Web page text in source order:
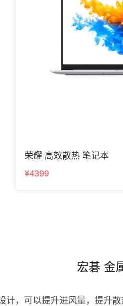
荣耀 高效散热 笔记本
¥4399
宏碁 金
计，可以提升进风量，提升